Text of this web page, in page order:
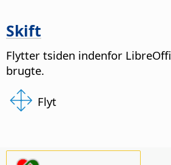
Skift
Flytter tsiden indenfor
brugte.
Flyt